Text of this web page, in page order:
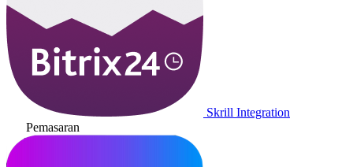
Skrill Integration
Pemasaran